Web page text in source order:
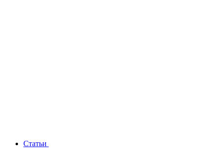
Статьи